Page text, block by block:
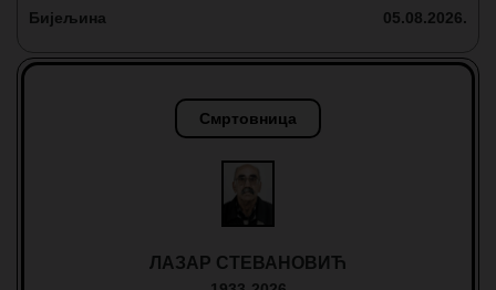
Бијељина 05.08.2026.
Смртовница
ЛАЗАР СТЕВАНОВИЋ